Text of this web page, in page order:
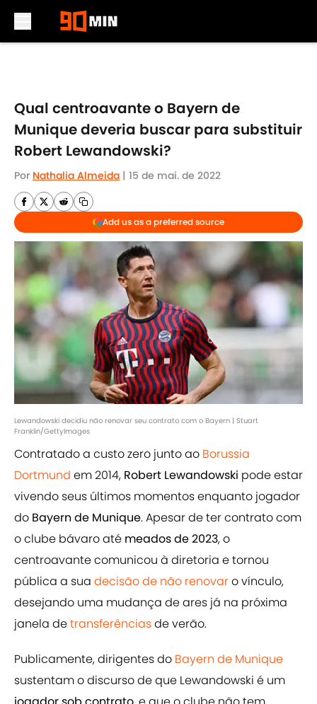
Qual centroavante o Bayern de
Munique deveria buscar para substituir
Robert Lewandowski?
Por Nathalia Almeida | 15 de mai. de 2022
Add us as a preferred source
Lewandowski decidiu não renovar seu contrato com o Bayern | Stuart
Franklin/GettyImages
Contratado a custo zero junto ao Borussia
Dortmund em 2014, Robert Lewandowski pode estar
vivendo seus últimos momentos enquanto jogador
do Bayern de Munique. Apesar de ter contrato com
o clube bávaro até meados de 2023, o
centroavante comunicou à diretoria e tornou
pública a sua decisão de não renovaro vínculo,
desejando uma mudança de ares já na próxima
janela detransferênciasde verão.
Publicamente, dirigentes do Bayern de Munique
sustentam o discurso de que Lewandowski é um